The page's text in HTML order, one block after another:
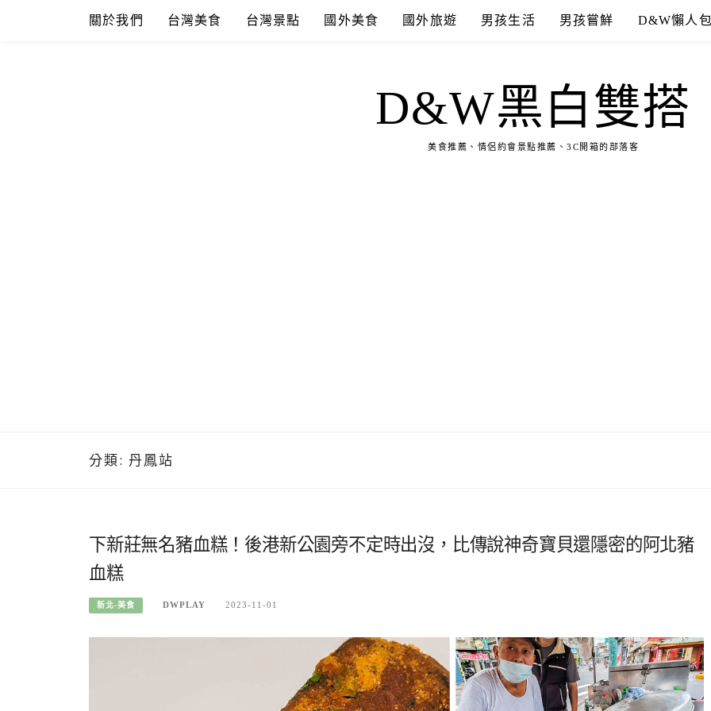
關於我們 台灣美食 台灣景點 國外美食 國外旅遊 男孩生活 男孩嘗鮮 D&W懶人
D&W黑白雙搭
美食推薦、情侶約會景點推薦、3C開箱的部落客
分類: 丹鳳站
下新莊無名豬血糕！後港新公園旁不定時出沒，比傳說神奇寶貝還隱密的阿北豬
血糕
新北-美食 DWPLAY 2023-11-01